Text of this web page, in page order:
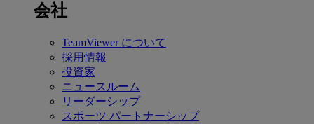
会社
TeamViewer について
採用情報
投資家
ニュースルーム
リーダーシップ
スポーツ パートナーシップ